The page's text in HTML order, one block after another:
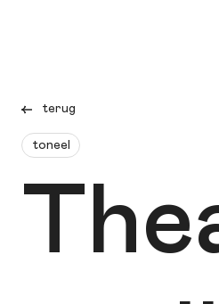
terug
toneel